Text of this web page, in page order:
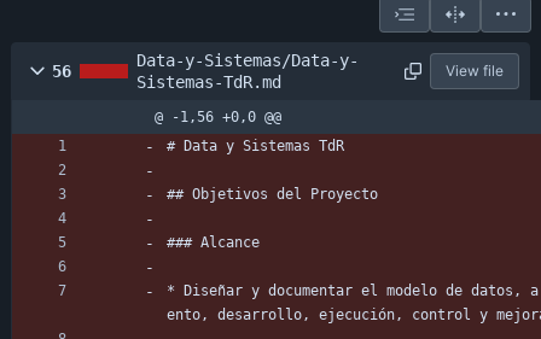
56
Data-y-Sistemas/Data-y-
Sistemas-TdR.md
View file
@ -1,56 +0,0 @@
# Data y Sistemas TdR
## Objetivos del Proyecto
### Alcance
* Diseñar y documentar el modelo de
ento, desarrollo, ejecución, control y